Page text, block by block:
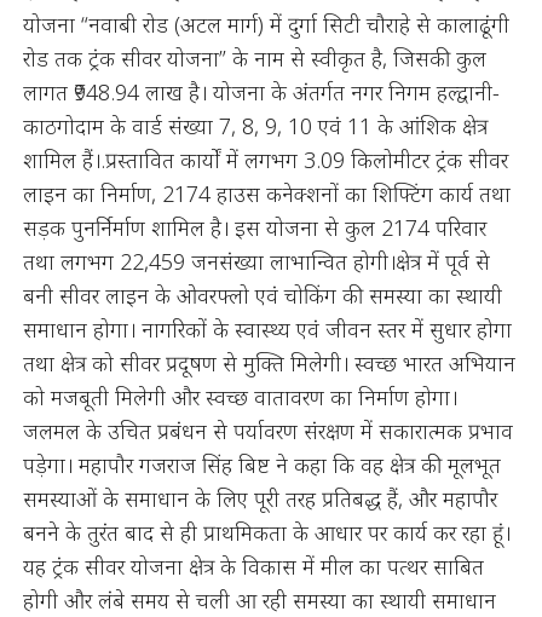
योजना “नवाबी रोड (अटल मार्ग) में दुर्गा सिटी चौराहे से कालाढूंगी
रोड तक ट्रंक सीवर योजना” के नाम से स्वीकृत है, जिसकी कुल
लागत ₹948.94 लाख है। योजना के अंतर्गत नगर निगम हल्द्वानी-
काठगोदाम के वार्ड संख्या 7, 8, 9, 10 एवं 11 के आंशिक क्षेत्र
शामिल हैं।.प्रस्तावित कार्यों में लगभग 3.09 किलोमीटर ट्रंक सीवर
लाइन का निर्माण, 2174 हाउस कनेक्शनों का शिफ्टिंग कार्य तथा
सड़क पुनर्निर्माण शामिल है। इस योजना से कुल 2174 परिवार
तथा लगभग 22,459 जनसंख्या लाभान्वित होगी।क्षेत्र में पूर्व से
बनी सीवर लाइन के ओवरफ्लो एवं चोकिंग की समस्या का स्थायी
समाधान होगा। नागरिकों के स्वास्थ्य एवं जीवन स्तर में सुधार होगा
तथा क्षेत्र को सीवर प्रदूषण से मुक्ति मिलेगी। स्वच्छ भारत अभियान
को मजबूती मिलेगी और स्वच्छ वातावरण का निर्माण होगा।
जलमल के उचित प्रबंधन से पर्यावरण संरक्षण में सकारात्मक प्रभाव
पड़ेगा। महापौर गजराज सिंह बिष्ट ने कहा कि वह क्षेत्र की मूलभूत
समस्याओं के समाधान के लिए पूरी तरह प्रतिबद्ध हैं, और महापौर
बनने के तुरंत बाद से ही प्राथमिकता के आधार पर कार्य कर रहा हूं।
यह ट्रंक सीवर योजना क्षेत्र के विकास में मील का पत्थर साबित
होगी और लंबे समय से चली आ रही समस्या का स्थायी समाधान